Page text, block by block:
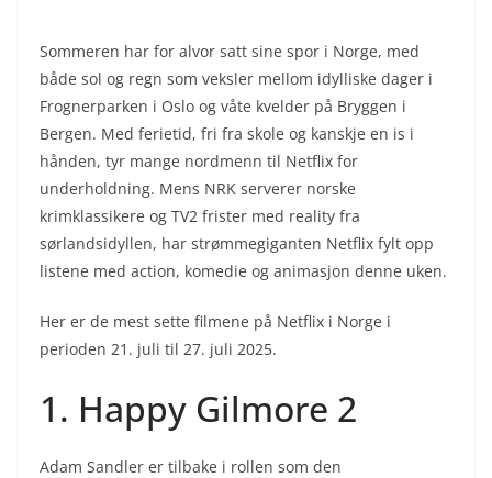
Sommeren har for alvor satt sine spor i Norge, med
både sol og regn som veksler mellom idylliske dager i
Frognerparken i Oslo og våte kvelder på Bryggen i
Bergen. Med ferietid, fri fra skole og kanskje en is i
hånden, tyr mange nordmenn til Netflix for
underholdning. Mens NRK serverer norske
krimklassikere og TV2 frister med reality fra
sørlandsidyllen, har strømmegiganten Netflix fylt opp
listene med action, komedie og animasjon denne uken.
Her er de mest sette filmene på Netflix i Norge i
perioden 21. juli til 27. juli 2025.
1. Happy Gilmore 2
Adam Sandler er tilbake i rollen som den